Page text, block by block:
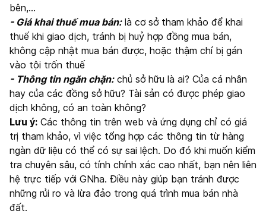
bên,…
- Giá khai thuế mua bán:là cơ sở tham khảo để khai
thuế khi giao dịch, tránh bị huỷ hợp đồng mua bán,
không cập nhật mua bán được, hoặc thậm chí bị gán
vào tội trốn thuế
- Thông tin ngăn chặn:chủ sở hữu là ai? Của cá nhân
hay của các đồng sở hữu? Tài sản có được phép giao
dịch không, có an toàn không?
Lưu ý: Các thông tin trên web và ứng dụng chỉ có giá
trị tham khảo, vì việc tổng hợp các thông tin từ hàng
ngàn dữ liệu có thể có sự sai lệch. Do đó khi muốn kiểm
tra chuyên sâu, có tính chính xác cao nhất, bạn nên liên
hệ trực tiếp với GNha. Điều này giúp bạn tránh được
những rủi ro và lừa đảo trong quá trình mua bán nhà
đất.